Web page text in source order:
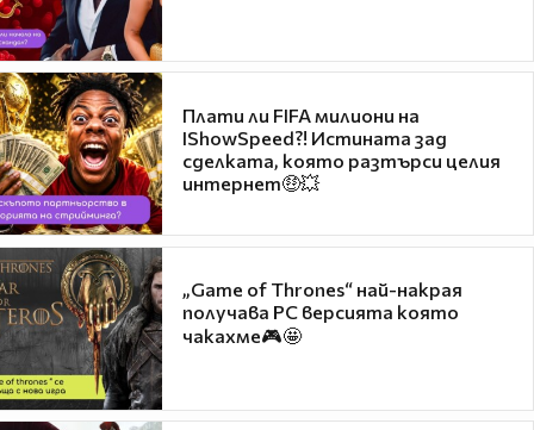
Плати ли FIFA милиони на
IShowSpeed?! Истината зад
сделката, която разтърси целия
интернет🤑💥
„Game of Thrones“ най-накрая
получава PC версията която
чакахме🎮🤩